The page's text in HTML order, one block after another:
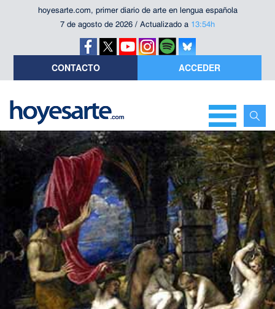
hoyesarte.com, primer diario de arte en lengua española
7 de agosto de 2026 / Actualizado a 13:54h
CONTACTO ACCEDER